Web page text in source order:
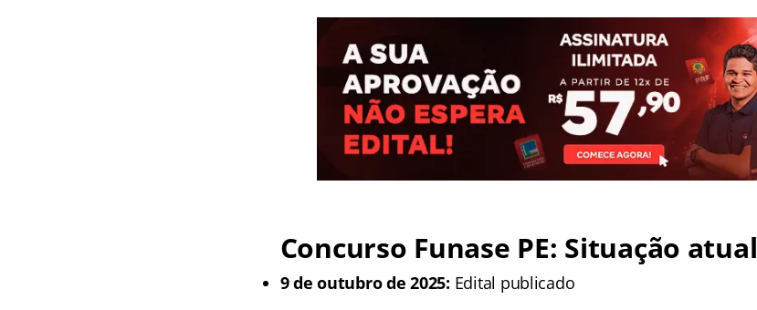
Concurso Funase PE: Situação atual
9 de outubro de 2025: Edital publicado